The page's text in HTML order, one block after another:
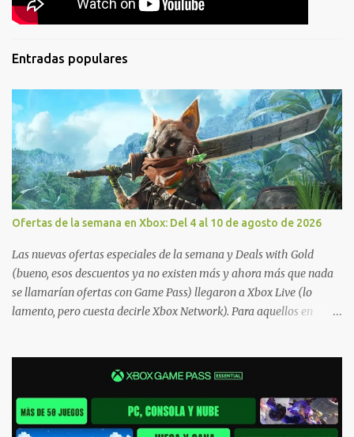
Entradas populares
Ofertas de la semana en Xbox: Del 4 al 10 de agosto de 2026
Las nuevas ofertas especiales de la semana y Deals with Gold
(bueno, esos descuentos ya no existen más y ahora más que nada
se llamarían ofertas con Game Pass) llegaron a Xbox Live (lo
lamento, pero cuesta decirle Xbox Network). Para aquellos en
jugarlos y mantener un progreso compartido en Windows PC y
Xbox, y tenemos un listado de juegos compatibles por acá . ¿Aún
necesitas una mano con las compras? Tenemos un tutorial extenso
o en vídeo para que se quiten todas las dudas generales de cómo